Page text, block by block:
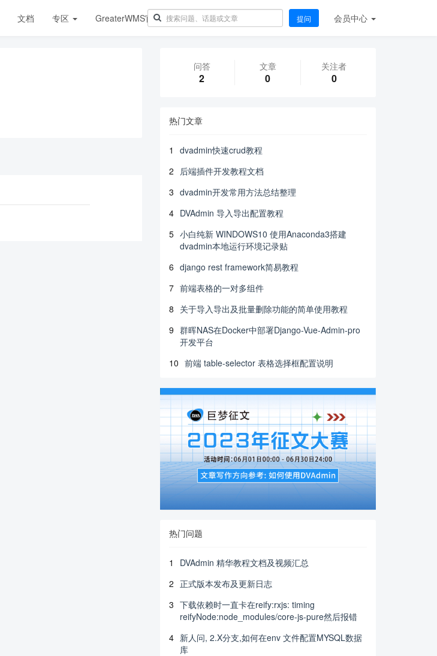
文档 专区 GreaterWMS官网 提问 会员中心
问答
2
文章
0
关注者
0
热门文章
1
dvadmin快速crud教程
2 后端插件开发教程文档
3 dvadmin开发常用方法总结整理
4 DVAdmin 导入导出配置教程
5 小白纯新 WINDOWS10 使用Anaconda3搭建
dvadmin本地运行环境记录贴
6 django rest framework简易教程
7 前端表格的一对多组件
8 关于导入导出及批量删除功能的简单使用教程
9 群晖NAS在Docker中部署Django-Vue-Admin-pro
开发平台
10 前端 table-selector 表格选择框配置说明
热门问题
1
DVAdmin 精华教程文档及视频汇总
2 正式版本发布及更新日志
3 下载依赖时一直卡在reify:rxjs: timing
reifyNode:node_modules/core-js-pure然后报错
4 新人问, 2.X分支,如何在env 文件配置MYSQL数据
库